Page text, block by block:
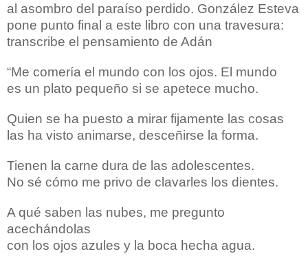
al asombro del paraíso perdido. González Esteva
pone punto final a este libro con una travesura:
transcribe el pensamiento de Adán
“Me comería el mundo con los ojos. El mundo
es un plato pequeño si se apetece mucho.
Quien se ha puesto a mirar fijamente las cosas
las ha visto animarse, desceñirse la forma.
Tienen la carne dura de las adolescentes.
No sé cómo me privo de clavarles los dientes.
A qué saben las nubes, me pregunto
acechándolas
con los ojos azules y la boca hecha agua.